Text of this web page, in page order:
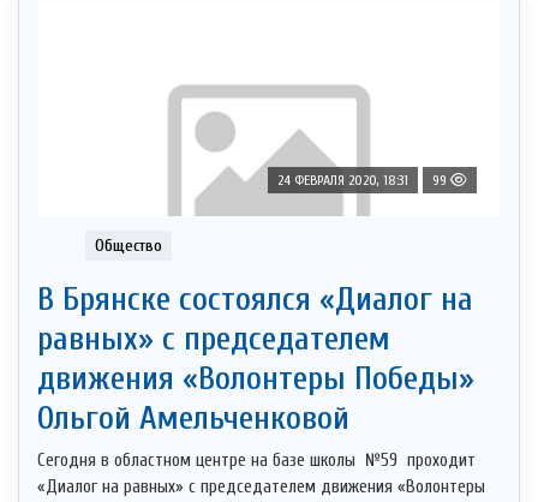
24 ФЕВРАЛЯ 2020, 18:31 99
Общество
В Брянске состоялся «Диалог на
равных» с председателем
движения «Волонтеры Победы»
Ольгой Амельченковой
Сегодня в областном центре на базе школы №59 проходит
«Диалог на равных» с председателем движения «Волонтеры